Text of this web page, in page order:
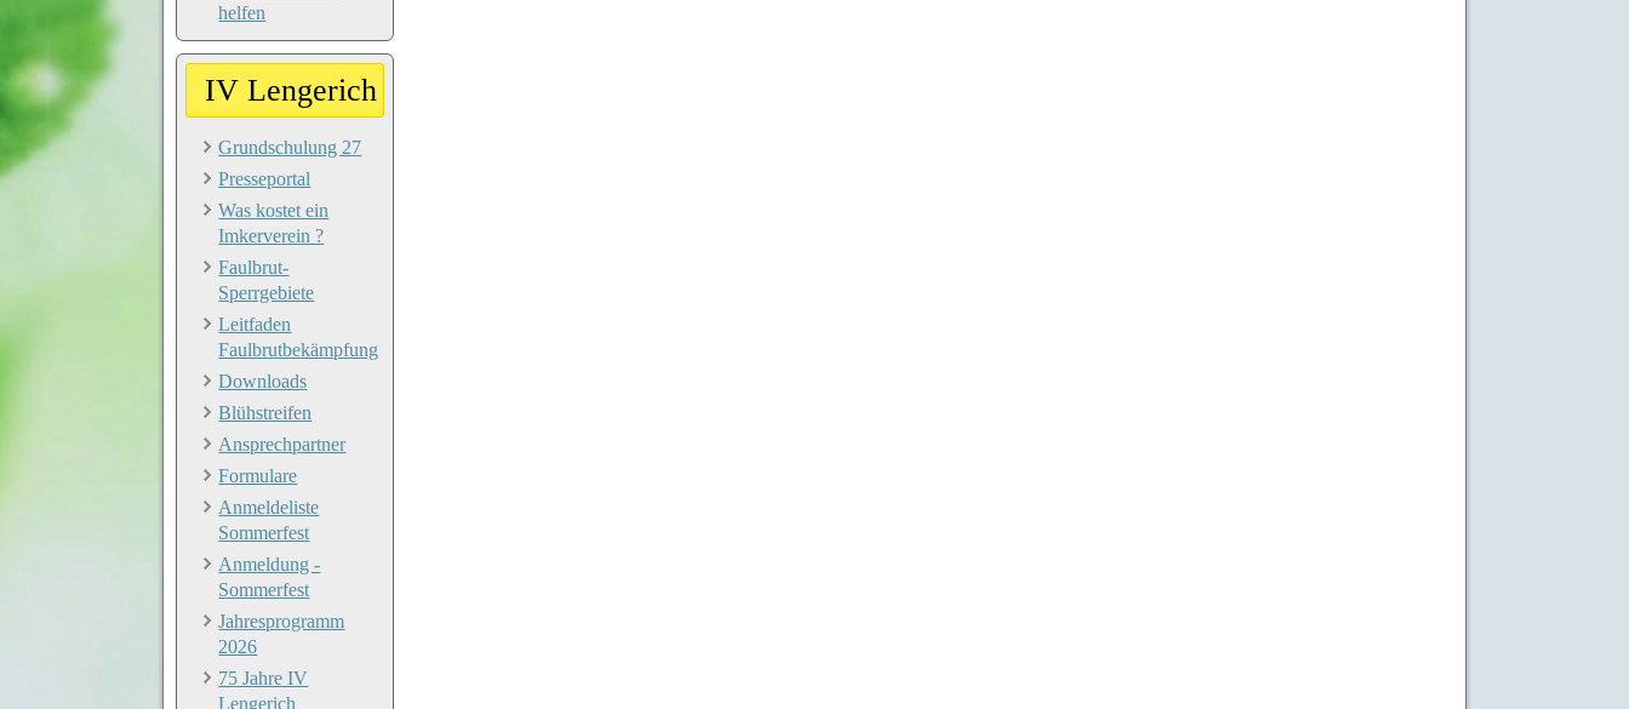
helfen
IV Lengerich
Grundschulung 27
Presseportal
Was kostet ein
Imkerverein ?
Faulbrut-
Sperrgebiete
Leitfaden
Faulbrutbekämpfung
Downloads
Blühstreifen
Ansprechpartner
Formulare
Anmeldeliste
Sommerfest
Anmeldung -
Sommerfest
Jahresprogramm
2026
75 Jahre IV
Lengerich